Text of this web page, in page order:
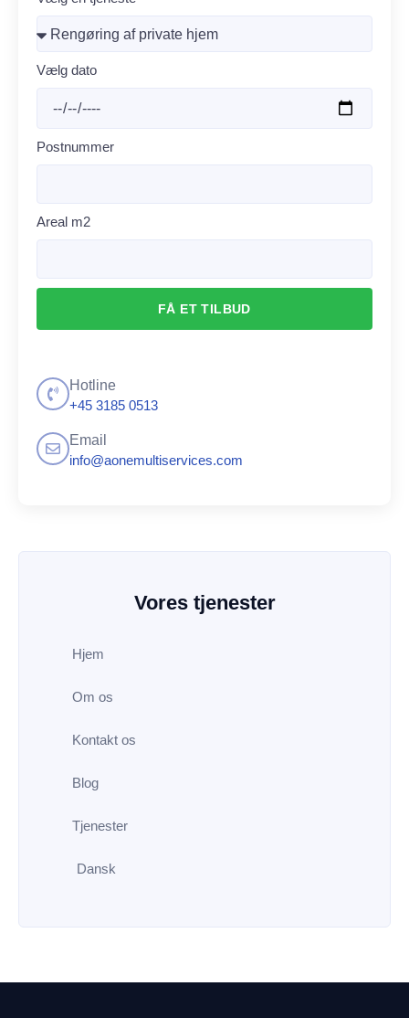
Vores tjenester
Hjem
Om os
Kontakt os
Blog
Tjenester
Dansk
Vælg dato
Postnummer
Areal m2
FÅ ET TILBUD
Hotline
+45 3185 0513
Email
info@aonemultiservices.com